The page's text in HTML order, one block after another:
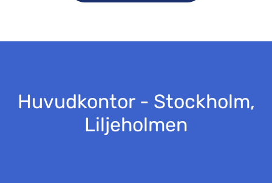
Huvudkontor - Stockholm,
Liljeholmen